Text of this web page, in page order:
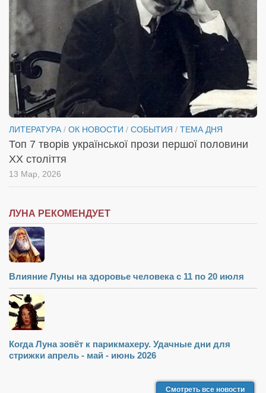
ЛИТЕРАТУРА/ ОК НОВОСТИ / СОБЫТИЯ / ТЕМА ДНЯ
Топ 7 творів української прози першої половини
XX століття
13 Мар, 2026
ЛУНА РЕКОМЕНДУЕТ
Влияние Луны на здоровье человека с 11 по 20 июля
Когда Луна зовёт к парикмахеру. Удачные дни для
стрижки апрель - май - июнь 2026
Смотреть все новости